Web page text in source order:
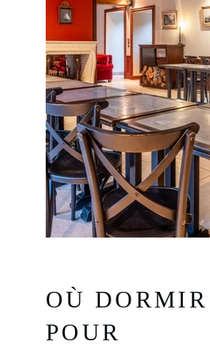
OÙ DORMIR
POUR
GALERIE
CONTACT &
RÉSERVER
5 rue de la Maillé d'Or,
45190 Beaugency, France
+33 2 38 44 67 60
contact@ecudebretagne.fr